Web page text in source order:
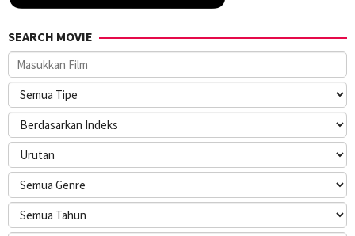
SEARCH MOVIE